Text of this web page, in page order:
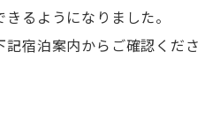
るようになりました。
宿泊案内からご確認くださ